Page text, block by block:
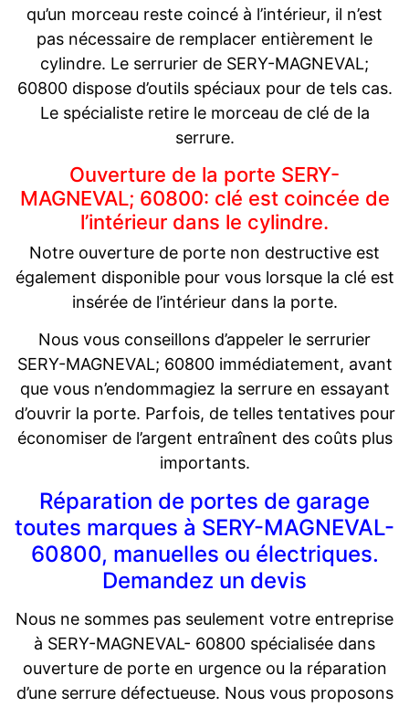
qu’un morceau reste coincé à l’intérieur, il n’est
pas nécessaire de remplacer entièrement le
cylindre. Le serrurier de SERY-MAGNEVAL;
60800 dispose d’outils spéciaux pour de tels cas.
Le spécialiste retire le morceau de clé de la
serrure.
Ouverture de la porte SERY-
MAGNEVAL; 60800: clé est coincée de
l’intérieur dans le cylindre.
Notre ouverture de porte non destructive est
également disponible pour vous lorsque la clé est
insérée de l’intérieur dans la porte.
Nous vous conseillons d’appeler le serrurier
SERY-MAGNEVAL; 60800 immédiatement, avant
que vous n’endommagiez la serrure en essayant
d’ouvrir la porte. Parfois, de telles tentatives pour
économiser de l’argent entraînent des coûts plus
importants.
Réparation de portes de garage
toutes marques à SERY-MAGNEVAL-
60800, manuelles ou électriques.
Demandez un devis
Nous ne sommes pas seulement votre entreprise
à SERY-MAGNEVAL- 60800 spécialisée dans
ouverture de porte en urgence ou la réparation
d’une serrure défectueuse. Nous vous proposons